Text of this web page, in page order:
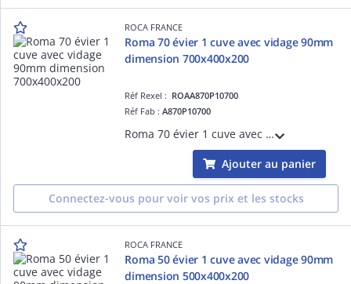
ROCA FRANCE
Roma 70 évier 1 cuve avec vidage 90mm
dimension 700x400x200
Réf Rexel : ROAA870P10700
Réf Fab :A870P10700
Roma 70 évier 1 cuve avec vidage 90mm dimension 700x400x200 garantie 3 ans
Ajouter au panier
Connectez-vous pour voir vos prix et les stocks
ROCA FRANCE
Roma 50 évier 1 cuve avec vidage 90mm
dimension 500x400x200